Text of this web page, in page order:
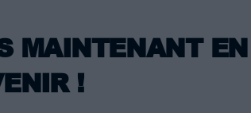
MAINTENANT
!